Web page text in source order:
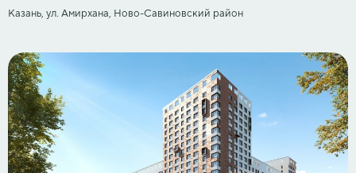
Казань, ул. Амирхана, Ново-Савиновский район